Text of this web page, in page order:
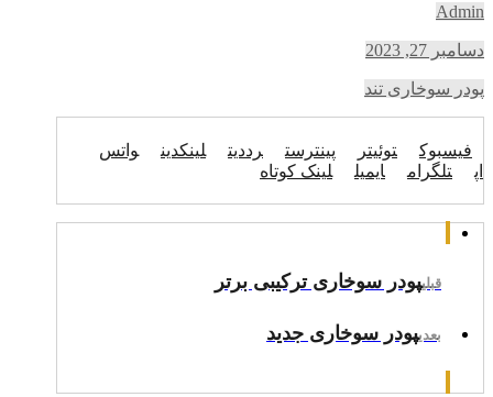
Admin
دسامبر 27, 2023
پودر سوخاری تند
فیسبوک توئیتر پینترست رددیت لینکدین
واتس
اپ
تلگرام ایمیل لینک کوتاه
قبلیپودر سوخاری ترکیبی برتر
بعدیپودر سوخاری جدید